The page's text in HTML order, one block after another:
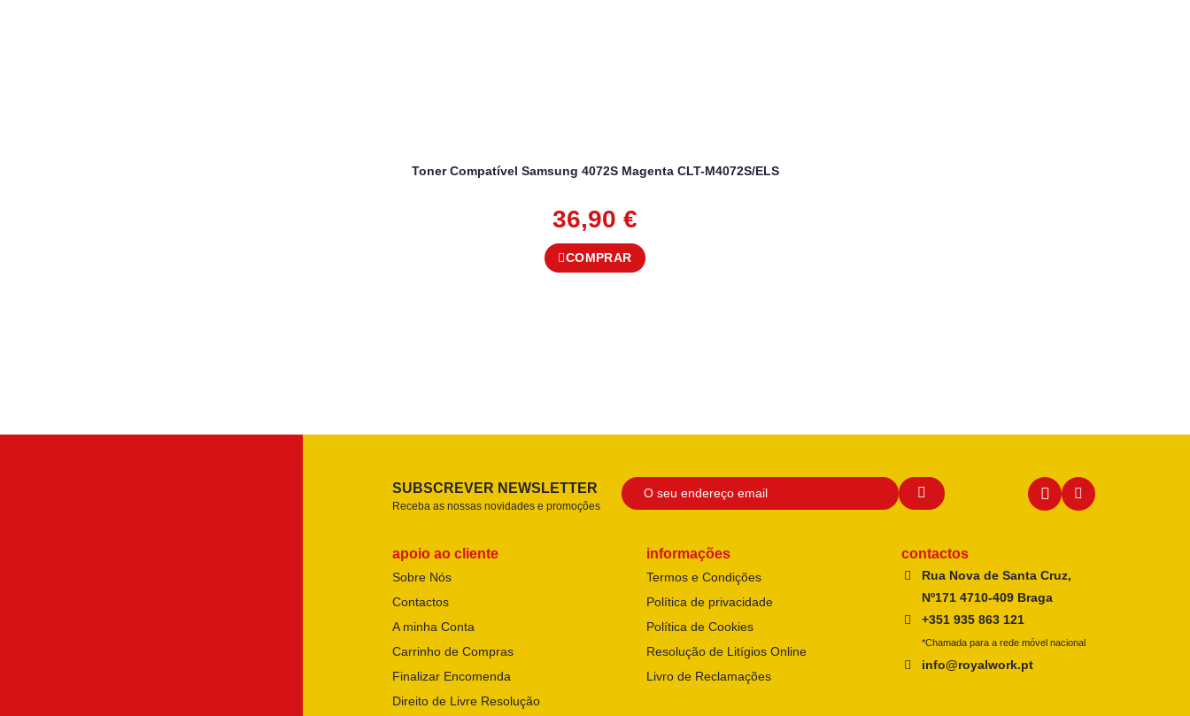
Toner Compatível Samsung 4072S Magenta CLT-M4072S/ELS
36,90 €
COMPRAR
SUBSCREVER NEWSLETTER
Receba as nossas novidades e promoções
apoio ao cliente
Sobre Nós
Contactos
A minha Conta
Carrinho de Compras
Finalizar Encomenda
Direito de Livre Resolução
informações
Termos e Condições
Política de privacidade
Política de Cookies
Resolução de Litígios Online
Livro de Reclamações
contactos
Rua Nova de Santa Cruz,
Nº171 4710-409 Braga
+351 935 863 121
*Chamada para a rede móvel nacional
info@royalwork.pt